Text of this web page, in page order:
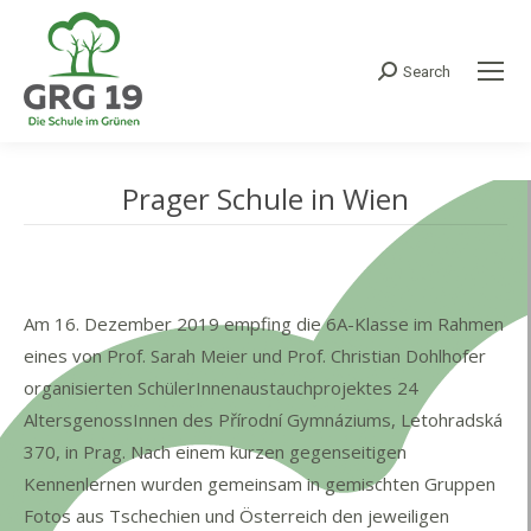
Search:
Search
Prager Schule in Wien
Am 16. Dezember 2019 empfing die 6A-Klasse im Rahmen
eines von Prof. Sarah Meier und Prof. Christian Dohlhofer
organisierten SchülerInnenaustauchprojektes 24
AltersgenossInnen des Přírodní Gymnáziums, Letohradská
370, in Prag. Nach einem kurzen gegenseitigen
Kennenlernen wurden gemeinsam in gemischten Gruppen
Fotos aus Tschechien und Österreich den jeweiligen